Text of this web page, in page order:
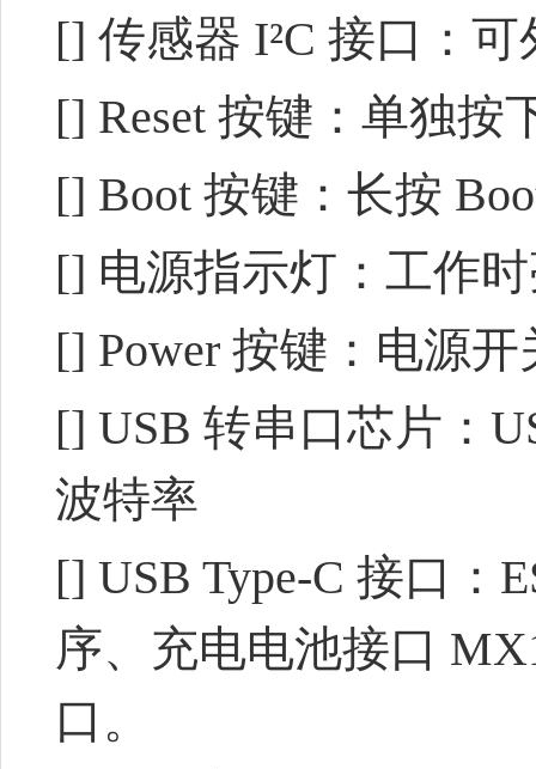
[] 传感器 I²C 接口：
[] Reset 按键：单独按
[] Boot 按键：长按
[] 电源指示灯：工作
[] Power 按键：电源开
[] USB 转串口芯片：
波特率
[] USB Type-C 接口：
序、充电电池接口
口。